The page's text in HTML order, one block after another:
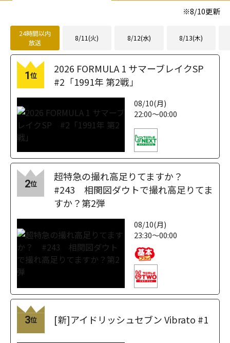
※8/10更新
24時間以内
放送
8/11(火) 8/12(水) 8/13(木)
1位
2026 FORMULA 1 サマーブレイクSP
#2「1991年 第2戦」
08/10(月)
22:00～00:00
2位
超特急の撮れ高足りてますか？
#243 相関図ダウトで撮れ高足りてま
すか？第2弾
08/10(月)
23:30～00:00
3位 [新]アイドリッシュセブン Vibrato #1